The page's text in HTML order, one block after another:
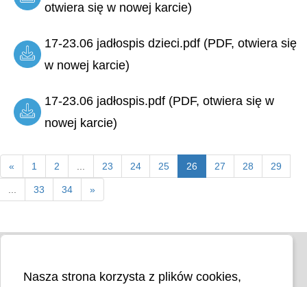
otwiera się w nowej karcie)
17-23.06 jadłospis dzieci.pdf (PDF, otwiera się
w nowej karcie)
17-23.06 jadłospis.pdf (PDF, otwiera się w
nowej karcie)
« 1 2 ... 23 24 25 26 27 28 29
... 33 34 »
Nasza strona korzysta z plików cookies,